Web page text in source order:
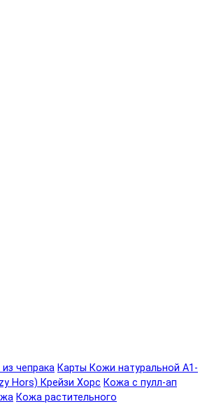
чепрака Карты Кожи натуральной А1-
Hors) Крейзи Хорс Кожа с пулл-ап
Кожа растительного